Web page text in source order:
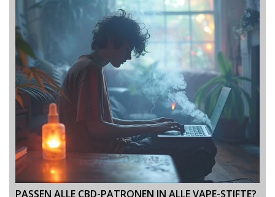
PASSEN ALLE CBD-PATRONEN IN ALLE VAPE-STIFTE?